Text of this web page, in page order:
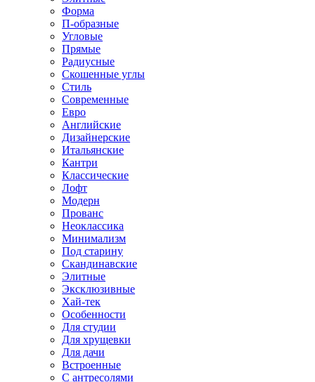
Форма
П-образные
Угловые
Прямые
Радиусные
Скошенные углы
Стиль
Современные
Евро
Английские
Дизайнерские
Итальянские
Кантри
Классические
Лофт
Модерн
Прованс
Неоклассика
Минимализм
Под старину
Скандинавские
Элитные
Эксклюзивные
Хай-тек
Особенности
Для студии
Для хрущевки
Для дачи
Встроенные
С антресолями